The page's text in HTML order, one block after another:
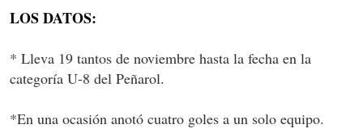
LOS DATOS:
* Lleva 19 tantos de noviembre hasta la fecha en la
categoría U-8 del Peñarol.
*En una ocasión anotó cuatro goles a un solo equipo.